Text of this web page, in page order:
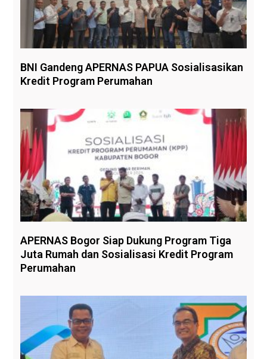
BNI Gandeng APERNAS PAPUA Sosialisasikan
Kredit Program Perumahan
APERNAS Bogor Siap Dukung Program Tiga
Juta Rumah dan Sosialisasi Kredit Program
Perumahan